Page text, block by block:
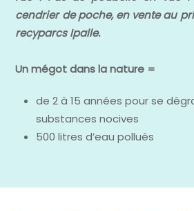
cendrier de poche, en vente au
recyparcs Ipalle.
Un mégot dans la nature =
de 2 à 15 années pour se
substances nocives
500 litres d’eau pollués